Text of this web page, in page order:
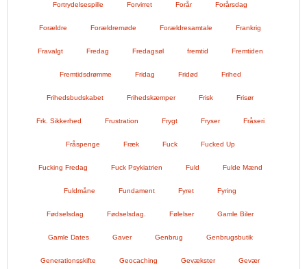
Fortrydelsespille Forvirret Forår Forårsdag
Forældre Forældremøde Forældresamtale Frankrig
Fravalgt Fredag Fredagsøl fremtid Fremtiden
Fremtidsdrømme Fridag Fridød Frihed
Frihedsbudskabet Frihedskæmper Frisk Frisør
Frk. Sikkerhed Frustration Frygt Fryser Fråseri
Fråspenge Fræk Fuck Fucked Up
Fucking Fredag Fuck Psykiatrien Fuld Fulde Mænd
Fuldmåne Fundament Fyret Fyring
Fødselsdag Fødselsdag. Følelser Gamle Biler
Gamle Dates Gaver Genbrug Genbrugsbutik
Generationsskifte Geocaching Gevækster Gevær